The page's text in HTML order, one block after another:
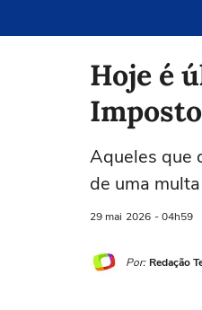
Hoje é
Aqueles que
de uma
29 mai 2026 - 04h59
Por: Redação